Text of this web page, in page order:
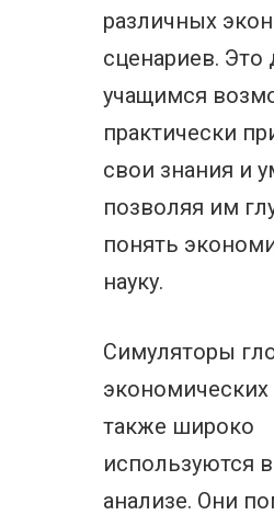
различных
сценариев. Это
учащимся
практически
свои знания и
позволяя им
понять
науку.
Симуляторы
также широко
используются
анализе. Они